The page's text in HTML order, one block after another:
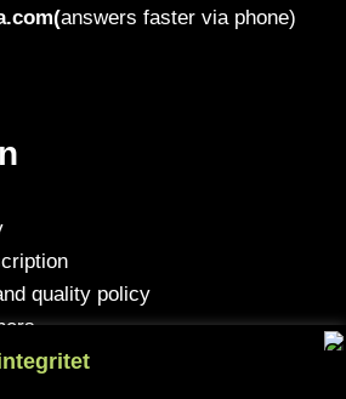
(answers faster via phone)
quality policy